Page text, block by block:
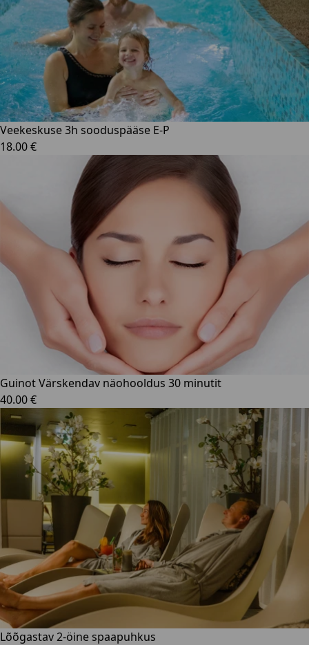
Veekeskuse 3h sooduspääse E-P
18.00 €
Guinot Värskendav näohooldus 30 minutit
40.00 €
Lõõgastav 2-öine spaapuhkus